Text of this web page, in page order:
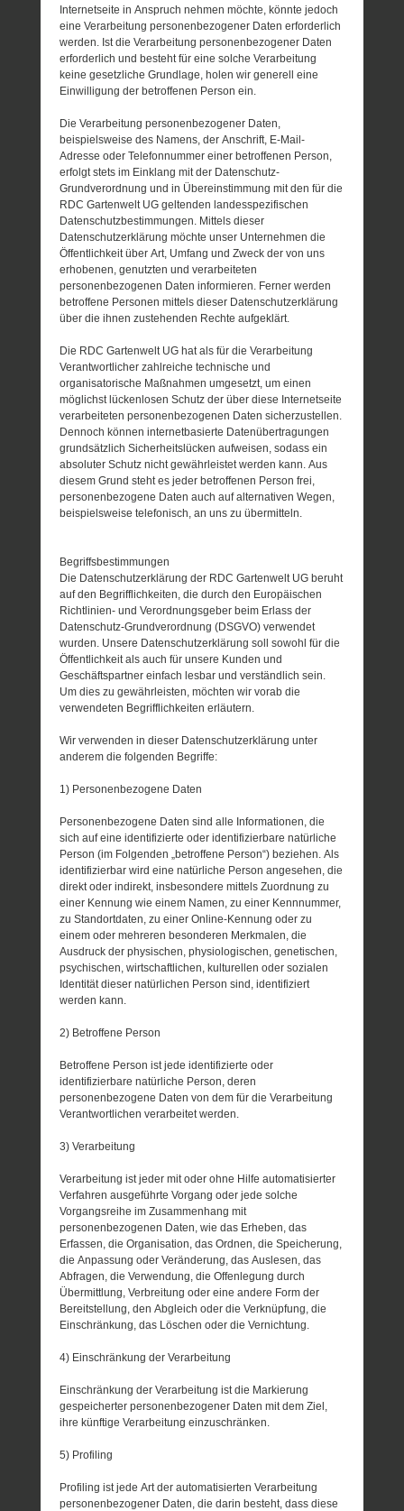
Internetseite in Anspruch nehmen möchte, könnte jedoch
eine Verarbeitung personenbezogener Daten erforderlich
werden. Ist die Verarbeitung personenbezogener Daten
erforderlich und besteht für eine solche Verarbeitung
keine gesetzliche Grundlage, holen wir generell eine
Einwilligung der betroffenen Person ein.
Die Verarbeitung personenbezogener Daten,
beispielsweise des Namens, der Anschrift, E-Mail-
Adresse oder Telefonnummer einer betroffenen Person,
erfolgt stets im Einklang mit der Datenschutz-
Grundverordnung und in Übereinstimmung mit den für die
RDC Gartenwelt UG geltenden landesspezifischen
Datenschutzbestimmungen. Mittels dieser
Datenschutzerklärung möchte unser Unternehmen die
Öffentlichkeit über Art, Umfang und Zweck der von uns
erhobenen, genutzten und verarbeiteten
personenbezogenen Daten informieren. Ferner werden
betroffene Personen mittels dieser Datenschutzerklärung
über die ihnen zustehenden Rechte aufgeklärt.
Die RDC Gartenwelt UG hat als für die Verarbeitung
Verantwortlicher zahlreiche technische und
organisatorische Maßnahmen umgesetzt, um einen
möglichst lückenlosen Schutz der über diese Internetseite
verarbeiteten personenbezogenen Daten sicherzustellen.
Dennoch können internetbasierte Datenübertragungen
grundsätzlich Sicherheitslücken aufweisen, sodass ein
absoluter Schutz nicht gewährleistet werden kann. Aus
diesem Grund steht es jeder betroffenen Person frei,
personenbezogene Daten auch auf alternativen Wegen,
beispielsweise telefonisch, an uns zu übermitteln.
Begriffsbestimmungen
Die Datenschutzerklärung der RDC Gartenwelt UG beruht
auf den Begrifflichkeiten, die durch den Europäischen
Richtlinien- und Verordnungsgeber beim Erlass der
Datenschutz-Grundverordnung (DSGVO) verwendet
wurden. Unsere Datenschutzerklärung soll sowohl für die
Öffentlichkeit als auch für unsere Kunden und
Geschäftspartner einfach lesbar und verständlich sein.
Um dies zu gewährleisten, möchten wir vorab die
verwendeten Begrifflichkeiten erläutern.
Wir verwenden in dieser Datenschutzerklärung unter
anderem die folgenden Begriffe:
1) Personenbezogene Daten
Personenbezogene Daten sind alle Informationen, die
sich auf eine identifizierte oder identifizierbare natürliche
Person (im Folgenden „betroffene Person“) beziehen. Als
identifizierbar wird eine natürliche Person angesehen, die
direkt oder indirekt, insbesondere mittels Zuordnung zu
einer Kennung wie einem Namen, zu einer Kennnummer,
zu Standortdaten, zu einer Online-Kennung oder zu
einem oder mehreren besonderen Merkmalen, die
Ausdruck der physischen, physiologischen, genetischen,
psychischen, wirtschaftlichen, kulturellen oder sozialen
Identität dieser natürlichen Person sind, identifiziert
werden kann.
2) Betroffene Person
Betroffene Person ist jede identifizierte oder
identifizierbare natürliche Person, deren
personenbezogene Daten von dem für die Verarbeitung
Verantwortlichen verarbeitet werden.
3) Verarbeitung
Verarbeitung ist jeder mit oder ohne Hilfe automatisierter
Verfahren ausgeführte Vorgang oder jede solche
Vorgangsreihe im Zusammenhang mit
personenbezogenen Daten, wie das Erheben, das
Erfassen, die Organisation, das Ordnen, die Speicherung,
die Anpassung oder Veränderung, das Auslesen, das
Abfragen, die Verwendung, die Offenlegung durch
Übermittlung, Verbreitung oder eine andere Form der
Bereitstellung, den Abgleich oder die Verknüpfung, die
Einschränkung, das Löschen oder die Vernichtung.
4) Einschränkung der Verarbeitung
Einschränkung der Verarbeitung ist die Markierung
gespeicherter personenbezogener Daten mit dem Ziel,
ihre künftige Verarbeitung einzuschränken.
5) Profiling
Profiling ist jede Art der automatisierten Verarbeitung
personenbezogener Daten, die darin besteht, dass diese